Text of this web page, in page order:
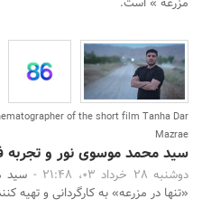
of the short film Tanha Dar
Mazrae
سید محمد موسوی نور و تجربه
دوشنبه 28 خرداد 03، 21:48 -
سید
«تنها در مزرعه» به کارگردانی و